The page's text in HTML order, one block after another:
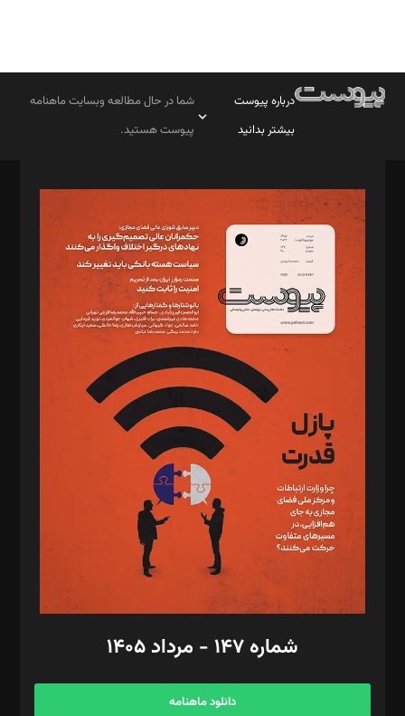
درباره پیوست
بیشتر بدانید
شما در حال مطالعه وبسایت ماهنامه
پیوست هستید.
مدیر مسئول: محمدباقر اثنی‌عشری
سردبیر: مهرک محمودی
دبیر تحریریه: میثم قاسمی
د‌بیر ناداستان: سمانه سمیع
د‌بیر خدمت و تجارت: ابوالفضل رجبی
د‌بیر حقوق فناوری: حسام‌الدین ایپکچی
د‌بیر پیوست جهان: مینا پاکدل
د‌بیر تحریریه آنلاین: بابک نقاش
تحریریه‌: مجتبی محمود‌ی، آرش برهمند، یسنا امان‌پور، سروش کرمیان،
مصطفی مسجدی آرانی، ابوالفضل رجبی، زهرا فکرانه، فائزه فتحی
رستمی،مصطفی باستان
ویرایش: نگار استاد‌‌آقا
طراح یونیفرم: مجید توکلی
فیلمبرداری و عکاسی: امیر شفیعی، مانی لطفی زاده
گرافیک و صفحه‌آرایی: سید‌سبحان‌علی ثابت
مد‌یر توسعه تجاری: کامبیز برید‌
امور مالی: شاپور رهبری، محمد‌ کاظمی‌نیا
آگهی و مشترکین: ۰۹۱۹۹۹۹۰۴۵۴
شماره ۱۴۷ - مرداد ۱۴۰۵
دانلود ماهنامه